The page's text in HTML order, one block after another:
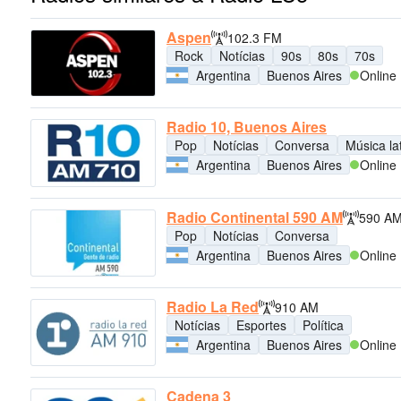
Aspen
102.3 FM
Rock
Notícias 90s 80s
70s
Argentina
Buenos Aires Online
Radio 10, Buenos Aires
Pop Notícias Conversa
Música
Argentina
Buenos Aires Online
Radio Continental 590 AM
590 AM
Pop
Notícias
Conversa
Argentina
Buenos Aires Online
Radio La Red
910 AM
Notícias
Esportes
Política
Argentina
Buenos Aires Online
Cadena 3